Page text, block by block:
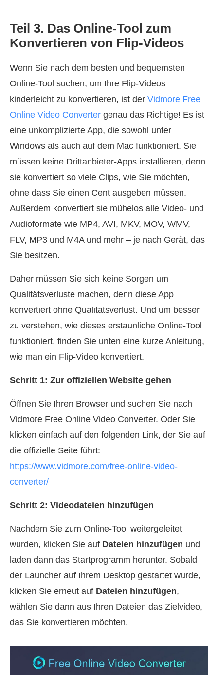
Teil 3. Das Online‑Tool zum
Konvertieren von Flip‑Videos
Wenn Sie nach dem besten und bequemsten
Online‑Tool suchen, um Ihre Flip‑Videos
kinderleicht zu konvertieren, ist der Vidmore Free
Online Video Converter genau das Richtige! Es ist
eine unkomplizierte App, die sowohl unter
Windows als auch auf dem Mac funktioniert. Sie
müssen keine Drittanbieter‑Apps installieren, denn
sie konvertiert so viele Clips, wie Sie möchten,
ohne dass Sie einen Cent ausgeben müssen.
Außerdem konvertiert sie mühelos alle Video‑ und
Audioformate wie MP4, AVI, MKV, MOV, WMV,
FLV, MP3 und M4A und mehr – je nach Gerät, das
Sie besitzen.
Daher müssen Sie sich keine Sorgen um
Qualitätsverluste machen, denn diese App
konvertiert ohne Qualitätsverlust. Und um besser
zu verstehen, wie dieses erstaunliche Online‑Tool
funktioniert, finden Sie unten eine kurze Anleitung,
wie man ein Flip‑Video konvertiert.
Schritt 1: Zur offiziellen Website gehen
Öffnen Sie Ihren Browser und suchen Sie nach
Vidmore Free Online Video Converter. Oder Sie
klicken einfach auf den folgenden Link, der Sie auf
die offizielle Seite führt:
https://www.vidmore.com/free-online-video-
converter/
Schritt 2: Videodateien hinzufügen
Nachdem Sie zum Online‑Tool weitergeleitet
wurden, klicken Sie auf Dateien hinzufügen und
laden dann das Startprogramm herunter. Sobald
der Launcher auf Ihrem Desktop gestartet wurde,
klicken Sie erneut auf Dateien hinzufügen,
wählen Sie dann aus Ihren Dateien das Zielvideo,
das Sie konvertieren möchten.